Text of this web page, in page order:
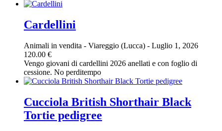
Cardellini
Animali in vendita - Viareggio (Lucca) - Luglio 1, 2026
120.00 €
Vengo giovani di cardellini 2026 anellati e con foglio di
cessione. No perditempo
Cucciola British Shorthair Black
Tortie pedigree